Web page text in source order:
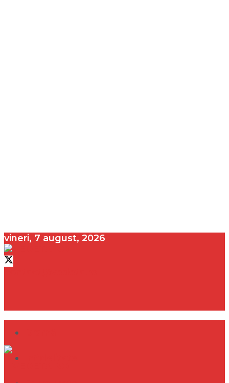
vineri, 7 august, 2026